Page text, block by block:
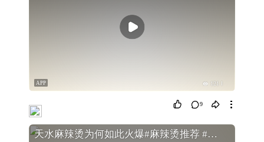
121
APP
9
天水麻辣烫为何如此火爆#麻辣烫推荐 #天水麻辣烫 #天之水网